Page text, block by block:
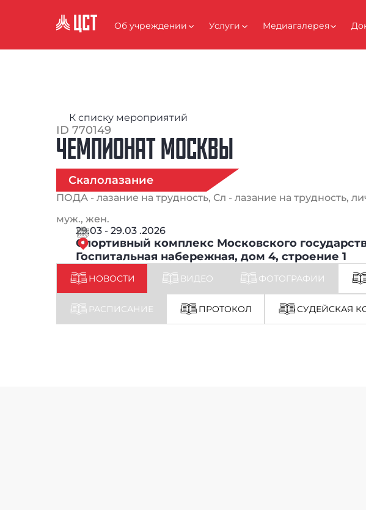
Об учреждении Услуги Медиагалерея
К списку мероприятий
ID 770149
ЧЕМПИОНАТ МОСКВЫ
Скалолазание
ПОДА - лазание на трудность, Сл - лазание на трудность,
муж., жен.
29.03 - 29.03 .2026
Спортивный комплекс Московского
Госпитальная набережная, дом 4, строение 1
НОВОСТИ ВИДЕО ФОТОГРАФИИ
РАСПИСАНИЕ ПРОТОКОЛ СУДЕЙСКАЯ